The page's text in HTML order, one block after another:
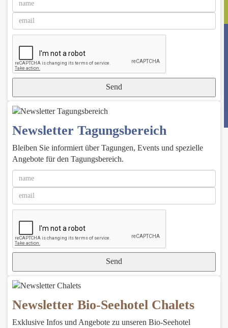
Send
Newsletter Tagungsbereich
Bleiben Sie informiert über Tagungen, Events und spezielle
Angebote für den Tagungsbereich.
Send
Newsletter Bio-Seehotel Chalets
Exklusive Infos und Angebote zu unseren Bio-Seehotel